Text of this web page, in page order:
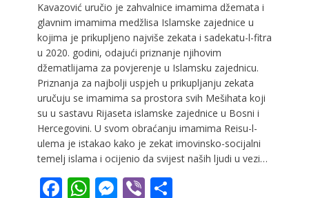
Kavazović uručio je zahvalnice imamima džemata i
glavnim imamima medžlisa Islamske zajednice u
kojima je prikupljeno najviše zekata i sadekatu-l-fitra
u 2020. godini, odajući priznanje njihovim
džematlijama za povjerenje u Islamsku zajednicu.
Priznanja za najbolji uspjeh u prikupljanju zekata
uručuju se imamima sa prostora svih Mešihata koji
su u sastavu Rijaseta islamske zajednice u Bosni i
Hercegovini. U svom obraćanju imamima Reisu-l-
ulema je istakao kako je zekat imovinsko-socijalni
temelj islama i ocijenio da svijest naših ljudi u vezi…
F W M Vi S